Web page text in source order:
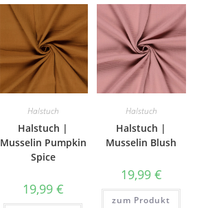
Halstuch
Halstuch |
Musselin Pumpkin
Spice
19,99 €
Halstuch
Halstuch |
Musselin Blush
19,99 €
zum Produkt